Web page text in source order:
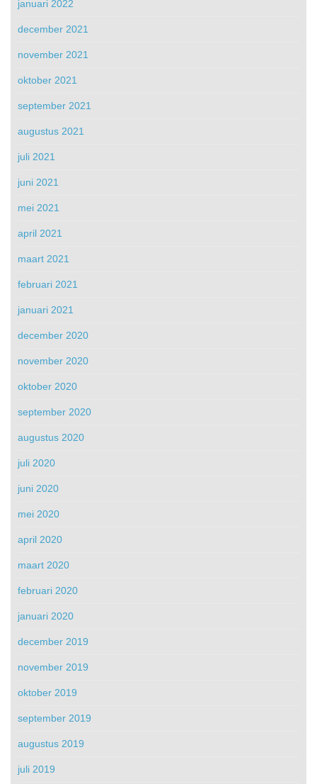
januari 2022
december 2021
november 2021
oktober 2021
september 2021
augustus 2021
juli 2021
juni 2021
mei 2021
april 2021
maart 2021
februari 2021
januari 2021
december 2020
november 2020
oktober 2020
september 2020
augustus 2020
juli 2020
juni 2020
mei 2020
april 2020
maart 2020
februari 2020
januari 2020
december 2019
november 2019
oktober 2019
september 2019
augustus 2019
juli 2019